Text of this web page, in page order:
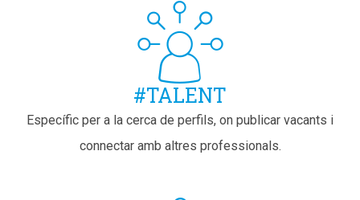
#TALENT
Específic per a la cerca de perfils, on publicar vacants i
connectar amb altres professionals.